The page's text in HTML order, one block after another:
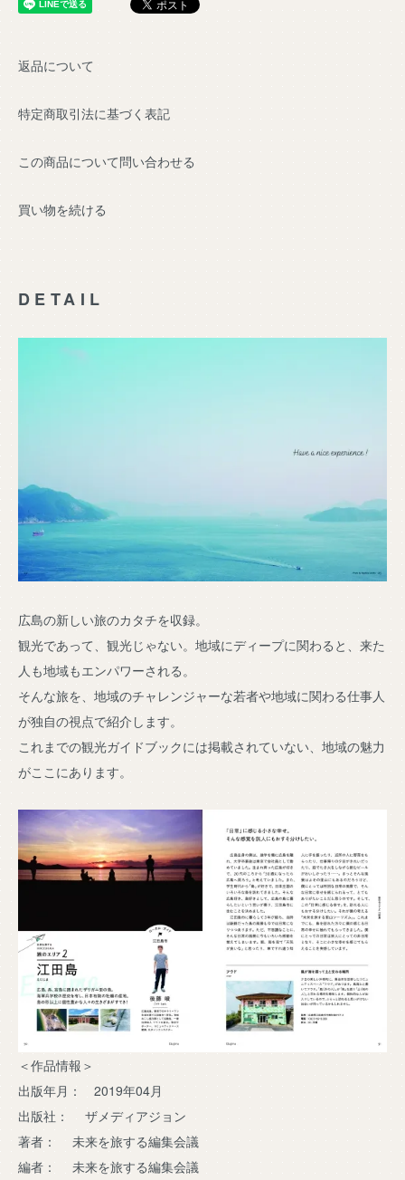
返品について
特定商取引法に基づく表記
この商品について問い合わせる
買い物を続ける
DETAIL
広島の新しい旅のカタチを収録。
観光であって、観光じゃない。地域にディープに関わると、来た
人も地域もエンパワーされる。
そんな旅を、地域のチャレンジャーな若者や地域に関わる仕事人
が独自の視点で紹介します。
これまでの観光ガイドブックには掲載されていない、地域の魅力
がここにあります。
＜作品情報＞
出版年月： 2019年04月
出版社： ザメディアジョン
著者： 未来を旅する編集会議
編者： 未来を旅する編集会議